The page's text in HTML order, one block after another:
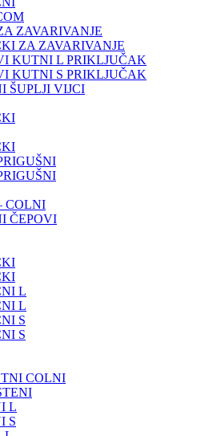
ZAVARIVANJE
ZA ZAVARIVANJE
KUTNI L PRIKLJUČAK
KUTNI S PRIKLJUČAK
ŠUPLJI VIJCI
COLNI
ČEPOVI
L
L
S
S
COLNI
L
S